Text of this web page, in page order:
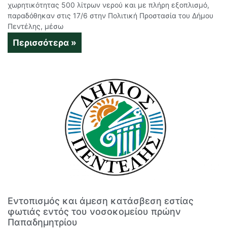
χωρητικότητας 500 λίτρων νερού και με πλήρη εξοπλισμό,
παραδόθηκαν στις 17/6 στην Πολιτική Προστασία του Δήμου
Πεντέλης, μέσω
Περισσότερα »
Εντοπισμός και άμεση κατάσβεση εστίας
φωτιάς εντός του νοσοκομείου πρώην
Παπαδημητρίου